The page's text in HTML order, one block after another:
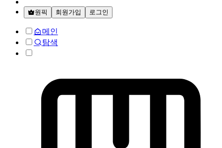
원픽 회원가입 로그인
메인
탐색